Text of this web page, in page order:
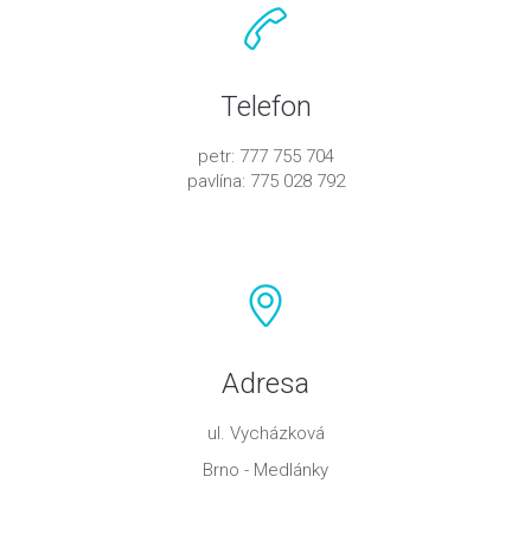
Telefon
petr: 777 755 704
pavlína: 775 028 792
Adresa
ul. Vycházková
Brno - Medlánky